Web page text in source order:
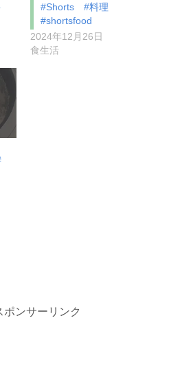
#Shorts #料理
#shortsfood
2024年12月26日
食生活
ポンサーリンク